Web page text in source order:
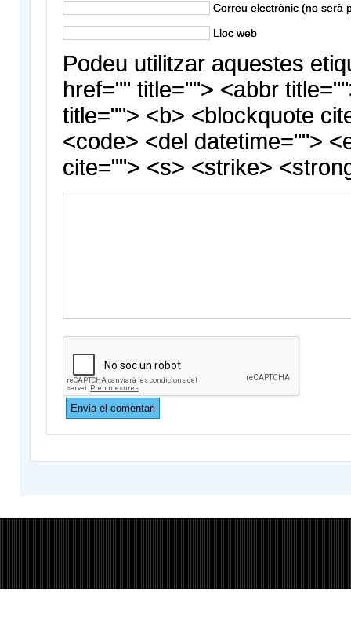
Correu electrònic (no serà
Lloc web
Podeu utilitzar aquestes
href="" title=""> <abbr
title=""> <b> <blockquote
<code> <del datetime="">
cite=""> <s> <strike>